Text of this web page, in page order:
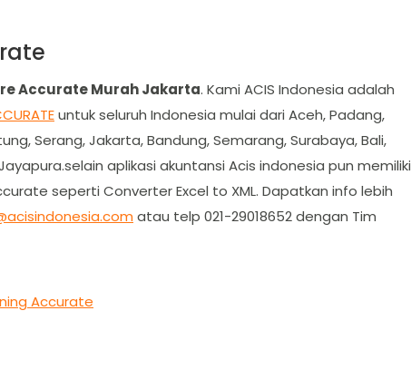
Accurate Murah Jakarta. Kami ACIS Indonesia adalah
untuk seluruh Indonesia mulai dari Aceh, Padang,
Serang, Jakarta, Bandung, Semarang, Surabaya, Bali,
aplikasi akuntansi Acis indonesia pun memiliki
seperti Converter Excel to XML. Dapatkan info lebih
atau telp 021-29018652 dengan Tim
Accurate